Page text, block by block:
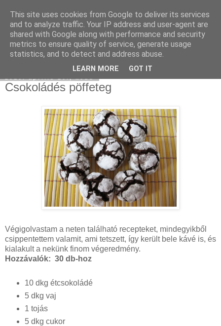
Moha Konyha
Csokoládés pöffeteg
Végigolvastam a neten található recepteket, mindegyikből
csippentettem valamit, ami tetszett, így került bele kávé is, és
kialakult a nekünk finom végeredmény.
Hozzávalók: 30 db-hoz
10 dkg étcsokoládé
5 dkg vaj
1 tojás
5 dkg cukor
This site uses cookies from Google to deliver its services
and to analyze traffic. Your IP address and user-agent are
shared with Google along with performance and security
metrics to ensure quality of service, generate usage
statistics, and to detect and address abuse.
LEARN MORE GOT IT